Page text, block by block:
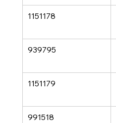
1151178
939795
1151179
991518